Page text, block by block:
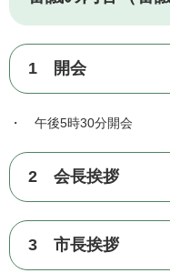
1 開会
・ 午後5時30分開会
2 会長挨拶
3 市長挨拶